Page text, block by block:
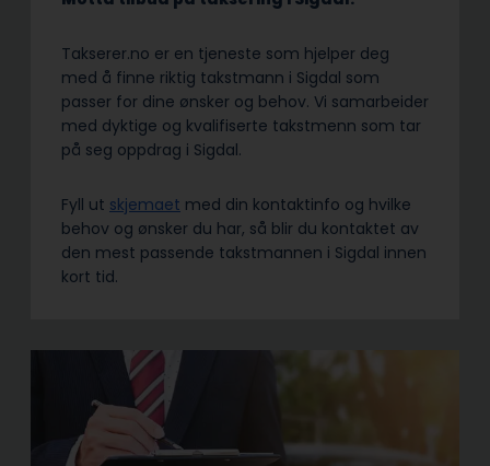
Takserer.no er en tjeneste som hjelper deg
med å finne riktig takstmann i Sigdal som
passer for dine ønsker og behov. Vi samarbeider
med dyktige og kvalifiserte takstmenn som tar
på seg oppdrag i Sigdal.
Fyll ut skjemaet med din kontaktinfo og hvilke
behov og ønsker du har, så blir du kontaktet av
den mest passende takstmannen i Sigdal innen
kort tid.